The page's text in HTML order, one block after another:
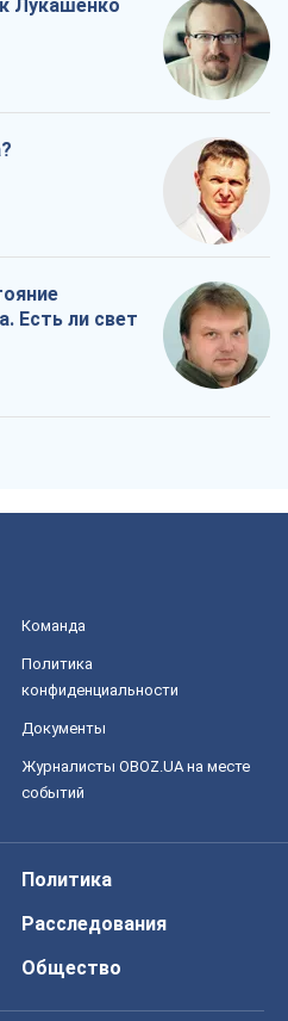
Лукашенко
Есть ли свет
Команда
Политика
конфиденциальности
Документы
Журналисты OBOZ.UA на месте
событий
Политика
Расследования
Общество